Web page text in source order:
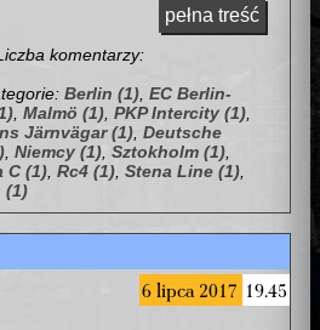
pełna treść
komentarzy:
Berlin (1), EC Berlin-
, Malmö (1), PKP Intercity (1),
Järnvägar (1), Deutsche
, Niemcy (1), Sztokholm (1),
C (1), Rc4 (1), Stena Line (1),
(1)
6 lipca 2017 19.45